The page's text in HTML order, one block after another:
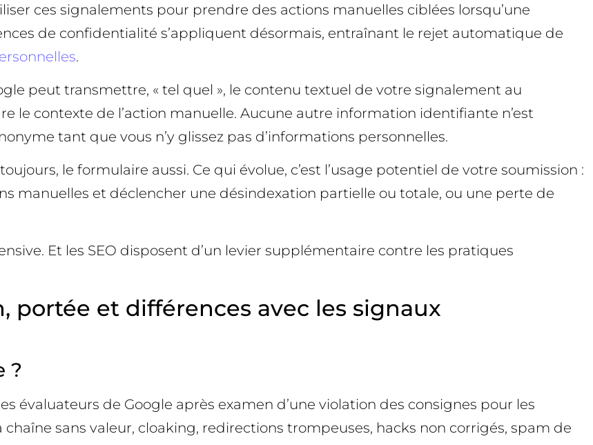
ces signalements pour prendre des actions manuelles ciblées lorsqu’une
de confidentialité s’appliquent désormais, entraînant le rejet automatique de
.
peut transmettre, « tel quel », le contenu textuel de votre signalement au
le contexte de l’action manuelle. Aucune autre information identifiante n’est
tant que vous n’y glissez pas d’informations personnelles.
le formulaire aussi. Ce qui évolue, c’est l’usage potentiel de votre soumission :
manuelles et déclencher une désindexation partielle ou totale, ou une perte de
Et les SEO disposent d’un levier supplémentaire contre les pratiques
portée et différences avec les signaux
?
évaluateurs de Google après examen d’une violation des consignes pour les
sans valeur, cloaking, redirections trompeuses, hacks non corrigés, spam de